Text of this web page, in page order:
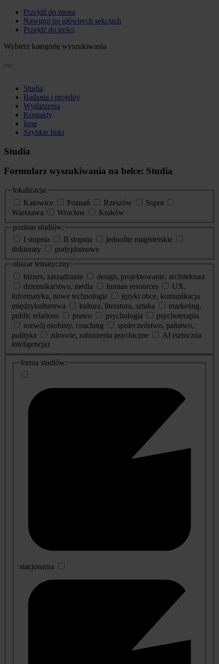
Przejdź do menu
Nawiguj po głównych sekcjach
Przejdź do treści
Wybierz kategorię wyszukiwania
Studia
Badania i projekty
Wydarzenia
Kontakty
Inne
Szybkie linki
Studia
Formularz wyszukiwania na belce: Studia
lokalizacja:
Katowice
Poznań Rzeszów
Sopot
Warszawa
Wrocław
Kraków
poziom studiów:
I stopnia
II stopnia
jednolite magisterskie
doktoraty
podyplomowe
obszar tematyczny:
biznes, zarządzanie
design, projektowanie, architektura
dziennikarstwo, media
human resources
UX,
informatyka, nowe technologie
języki obce, komunikacja
międzykulturowa
kultura, literatura, sztuka
marketing,
public relations
prawo psychologia
psychoterapia
rozwój osobisty, coaching
społeczeństwo, państwo,
polityka
zdrowie, zaburzenia psychiczne
AI (sztuczna
inteligencja)
dodatkowe
informacje
forma studiów:
stacjonarna